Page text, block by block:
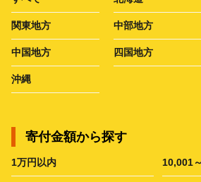
関東地方 中部地方
中国地方 四国地方
沖縄
寄付金額から探す
1万円以内 10,001